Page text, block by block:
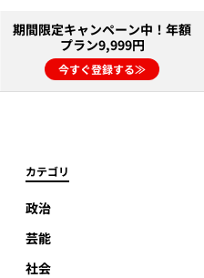
期間限定キャンペーン中！年額
プラン9,999円
今すぐ登録する≫
カテゴリ
政治
芸能
社会